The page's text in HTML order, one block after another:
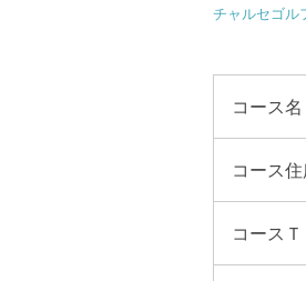
チャルセゴル
コース名
コース
コース